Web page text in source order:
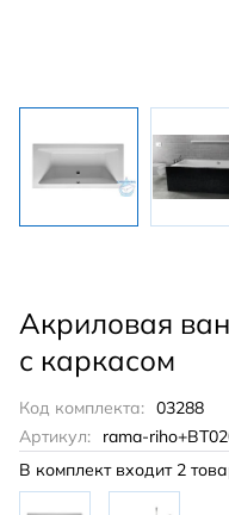
Акриловая
с каркасом
Код комплекта: 03288
Артикул:
rama-
В комплект входит 2